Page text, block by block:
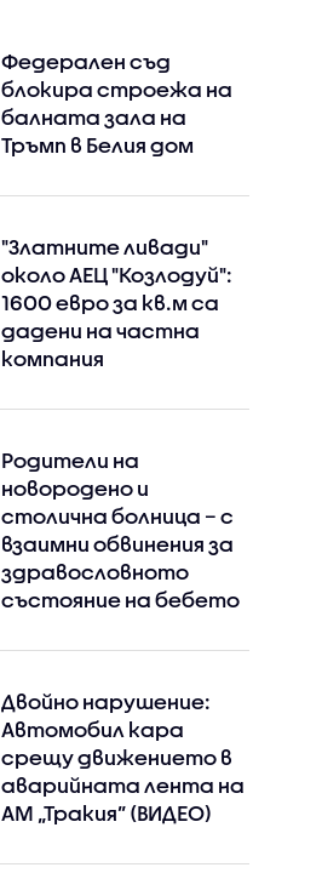
Федерален съд
блокира строежа на
балната зала на
Тръмп в Белия дом
"Златните ливади"
около АЕЦ "Козлодуй":
1600 евро за кв.м са
дадени на частна
компания
Родители на
новородено и
столична болница – с
взаимни обвинения за
здравословното
състояние на бебето
Двойно нарушение:
Автомобил кара
срещу движението в
аварийната лента на
АМ „Тракия” (ВИДЕО)